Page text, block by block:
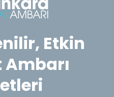
Etkin